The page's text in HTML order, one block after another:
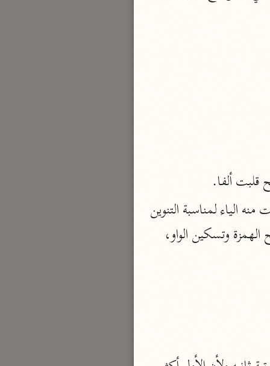
شركة الخبرات الذكية
تفسير القرآن الكريم
ابن عثيمين (١٤٢١ هـ)
المحلّي والسيوطي (٨٦٤، ٩١١ هـ)
ألفا.